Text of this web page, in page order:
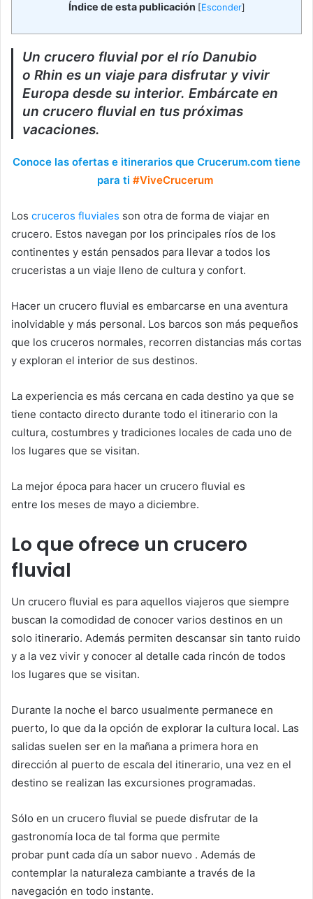
Índice de esta publicación [Esconder]
Un crucero fluvial por el río Danubio
o Rhin es un viaje para disfrutar y vivir
Europa desde su interior. Embárcate en
un crucero fluvial en tus próximas
vacaciones.
Conoce las ofertas e itinerarios que Crucerum.com tiene
para ti #ViveCrucerum
Los cruceros fluviales son otra de forma de viajar en
crucero. Estos navegan por los principales ríos de los
continentes y están pensados para llevar a todos los
cruceristas a un viaje lleno de cultura y confort.
Hacer un crucero fluvial es embarcarse en una aventura
inolvidable y más personal. Los barcos son más pequeños
que los cruceros normales, recorren distancias más cortas
y exploran el interior de sus destinos.
La experiencia es más cercana en cada destino ya que se
tiene contacto directo durante todo el itinerario con la
cultura, costumbres y tradiciones locales de cada uno de
los lugares que se visitan.
La mejor época para hacer un crucero fluvial es
entre los meses de mayo a diciembre.
Lo que ofrece un crucero
fluvial
Un crucero fluvial es para aquellos viajeros que siempre
buscan la comodidad de conocer varios destinos en un
solo itinerario. Además permiten descansar sin tanto ruido
y a la vez vivir y conocer al detalle cada rincón de todos
los lugares que se visitan.
Durante la noche el barco usualmente permanece en
puerto, lo que da la opción de explorar la cultura local. Las
salidas suelen ser en la mañana a primera hora en
dirección al puerto de escala del itinerario, una vez en el
destino se realizan las excursiones programadas.
Sólo en un crucero fluvial se puede disfrutar de la
gastronomía loca de tal forma que permite
probar punt cada día un sabor nuevo . Además de
contemplar la naturaleza cambiante a través de la
navegación en todo instante.